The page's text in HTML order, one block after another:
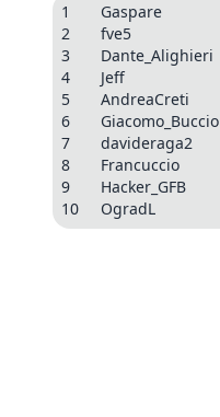
1 Gaspare
2 fve5
3 Dante_Alighieri
4 Jeff
5 AndreaCreti
6 Giacomo_Buccio
7 davideraga2
8 Francuccio
9 Hacker_GFB
10 OgradL